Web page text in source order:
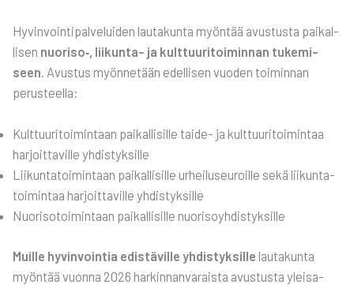
Hyvin­voin­ti­pal­ve­lui­den lau­ta­kun­ta myön­tää avus­tus­ta pai­kal­
li­sen nuoriso‑, lii­kun­ta- ja kult­tuu­ri­toi­min­nan tuke­mi­
seen. Avus­tus myön­ne­tään edel­li­sen vuo­den toi­min­nan
perus­teel­la:
Kult­tuu­ri­toi­min­taan pai­kal­li­sil­le tai­de- ja kult­tuu­ri­toi­min­taa
har­joit­ta­vil­le yhdis­tyk­sil­le
Lii­kun­ta­toi­min­taan pai­kal­li­sil­le urhei­luseu­roil­le sekä lii­kun­ta­
toi­min­taa har­joit­ta­vil­le yhdis­tyk­sil­le
Nuo­ri­so­toi­min­taan pai­kal­li­sil­le nuo­ri­so­yh­dis­tyk­sil­le
Muil­le hyvin­voin­tia edis­tä­vil­le yhdis­tyk­sil­le lau­ta­kun­ta
myön­tää vuon­na 2026 har­kin­nan­va­rais­ta avus­tus­ta ylei­sa­